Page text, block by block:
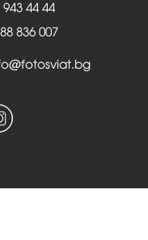
943 44 44
836 007